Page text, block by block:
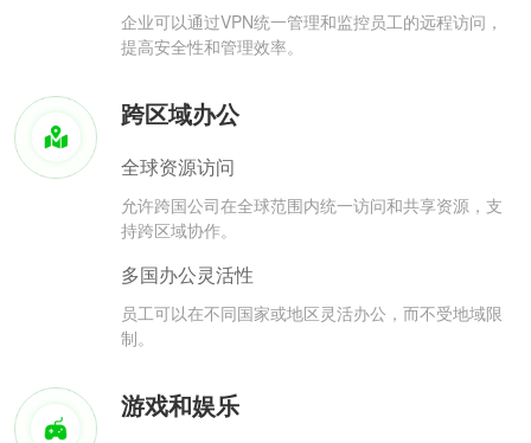
企业可以通过VPN统一管理和监控员工的远程访问，
提高安全性和管理效率。
跨区域办公
全球资源访问
允许跨国公司在全球范围内统一访问和共享资源，支
持跨区域协作。
多国办公灵活性
员工可以在不同国家或地区灵活办公，而不受地域限
制。
游戏和娱乐